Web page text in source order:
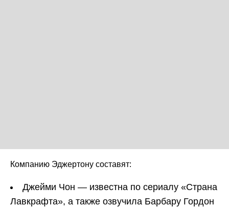
Компанию Эджертону составят:
Джейми Чон — известна по сериалу «Страна
Лавкрафта», а также озвучила Барбару Гордон